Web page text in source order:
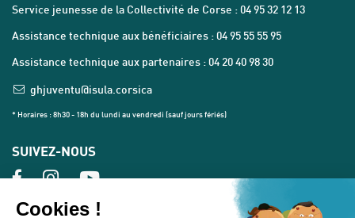
Service jeunesse de la Collectivité de Corse : 04 95 32 12 13
Assistance technique aux bénéficiaires : 04 95 55 55 95
Assistance technique aux partenaires : 04 20 40 98 30
ghjuventu@isula.corsica
* Horaires : 8h30 - 18h du lundi au vendredi (sauf jours fériés)
SUIVEZ-NOUS